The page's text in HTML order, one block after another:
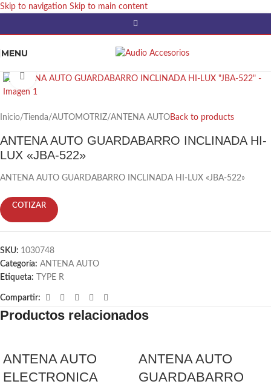
Skip to navigation Skip to main content
MENU
Click to enlarge
Inicio/ Tienda/AUTOMOTRIZ/ANTENA AUTOBack to products
ANTENA AUTO GUARDABARRO INCLINADA HI-
LUX «JBA-522»
ANTENA AUTO GUARDABARRO INCLINADA HI-LUX «JBA-522»
COTIZAR
SKU: 1030748
Categoría: ANTENA AUTO
Etiqueta:
TYPE R
Compartir:
Productos relacionados
ANTENA AUTO
ELECTRONICA
ANTENA AUTO
GUARDABARRO